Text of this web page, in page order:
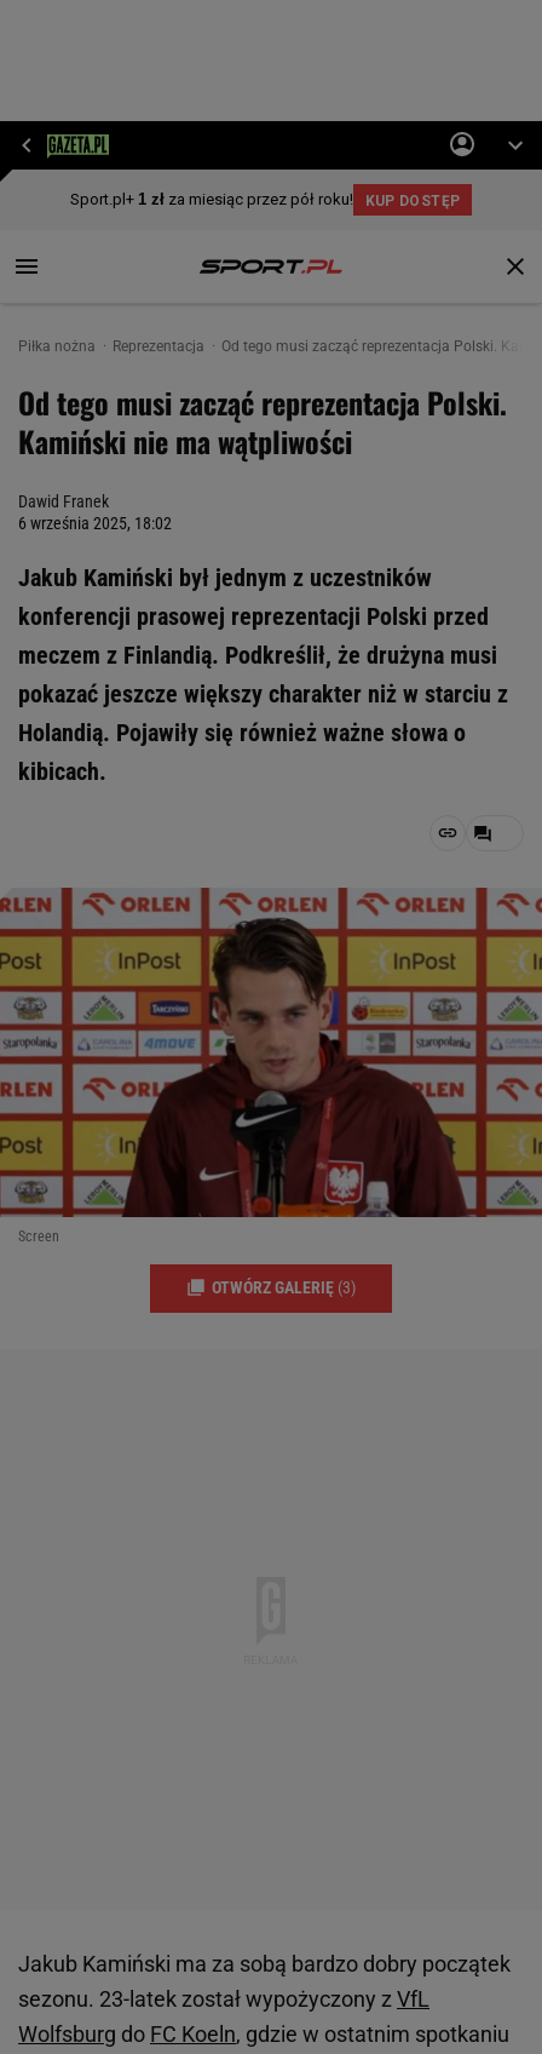
Piłka nożna Reprezentacja Od tego musi zacząć reprezentacja Polski.
Od tego musi zacząć reprezentacja Polski.
Kamiński nie ma wątpliwości
Dawid Franek
6 września 2025, 18:02
Jakub Kamiński był jednym z uczestników
konferencji prasowej reprezentacji Polski przed
meczem z Finlandią. Podkreślił, że drużyna musi
pokazać jeszcze większy charakter niż w starciu z
Holandią. Pojawiły się również ważne słowa o
kibicach.
Screen
OTWÓRZ GALERIĘ (3)
Jakub Kamiński ma za sobą bardzo dobry początek
sezonu. 23-latek został wypożyczony z VfL
Wolfsburg do FC Koeln, gdzie w ostatnim spotkaniu